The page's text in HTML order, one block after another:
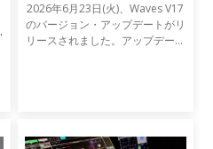
2026年6月23日(火)、Waves V17
のバージョン・アップデートがリ
リースされました。アップデート